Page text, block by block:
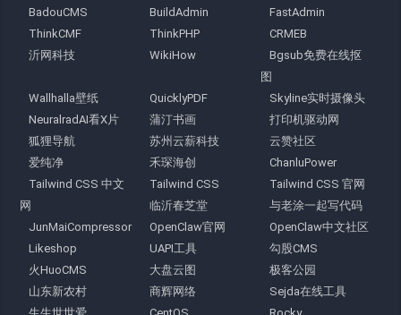
BadouCMS
BuildAdmin
FastAdmin
ThinkCMF
ThinkPHP
CRMEB
沂网科技
WikiHow
Bgsub免费在线抠
图
Wallhalla壁纸
QuicklyPDF
Skyline实时摄像头
NeuralradAI看X片
蒲汀书画
打印机驱动网
狐狸导航
苏州云薪科技
云赞社区
爱纯净
禾琛海创
ChanluPower
Tailwind CSS 中文
网
Tailwind CSS
Tailwind CSS 官网
临沂春芝堂
与老涂一起写代码
JunMaiCompressor
OpenClaw官网
OpenClaw中文社区
Likeshop
UAPI工具
勾股CMS
火HuoCMS
大盘云图
极客公园
山东新农村
商辉网络
Sejda在线工具